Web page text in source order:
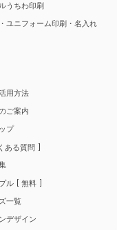
うちわ印刷
ユニフォーム印刷・名入れ
用方法
ご案内
プ
ある質問
ル
無料
一覧
デザイン